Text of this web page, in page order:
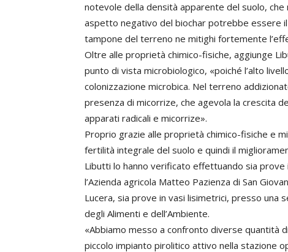
notevole della densità apparente del suolo,
aspetto negativo del biochar potrebbe essere
tampone del terreno ne mitighi fortemente
Oltre alle proprietà chimico-fisiche, aggiunge
punto di vista microbiologico, «poiché l’alto
colonizzazione microbica. Nel terreno
presenza di micorrize, che agevola la crescita
apparati radicali e micorrize».
Proprio grazie alle proprietà chimico-fisiche e
fertilità integrale del suolo e quindi il
Libutti lo hanno verificato effettuando sia
l’Azienda agricola Matteo Pazienza di San
Lucera, sia prove in vasi lisimetrici, presso una
degli Alimenti e dell’Ambiente.
«Abbiamo messo a confronto diverse quantità
piccolo impianto pirolitico attivo nella stazione